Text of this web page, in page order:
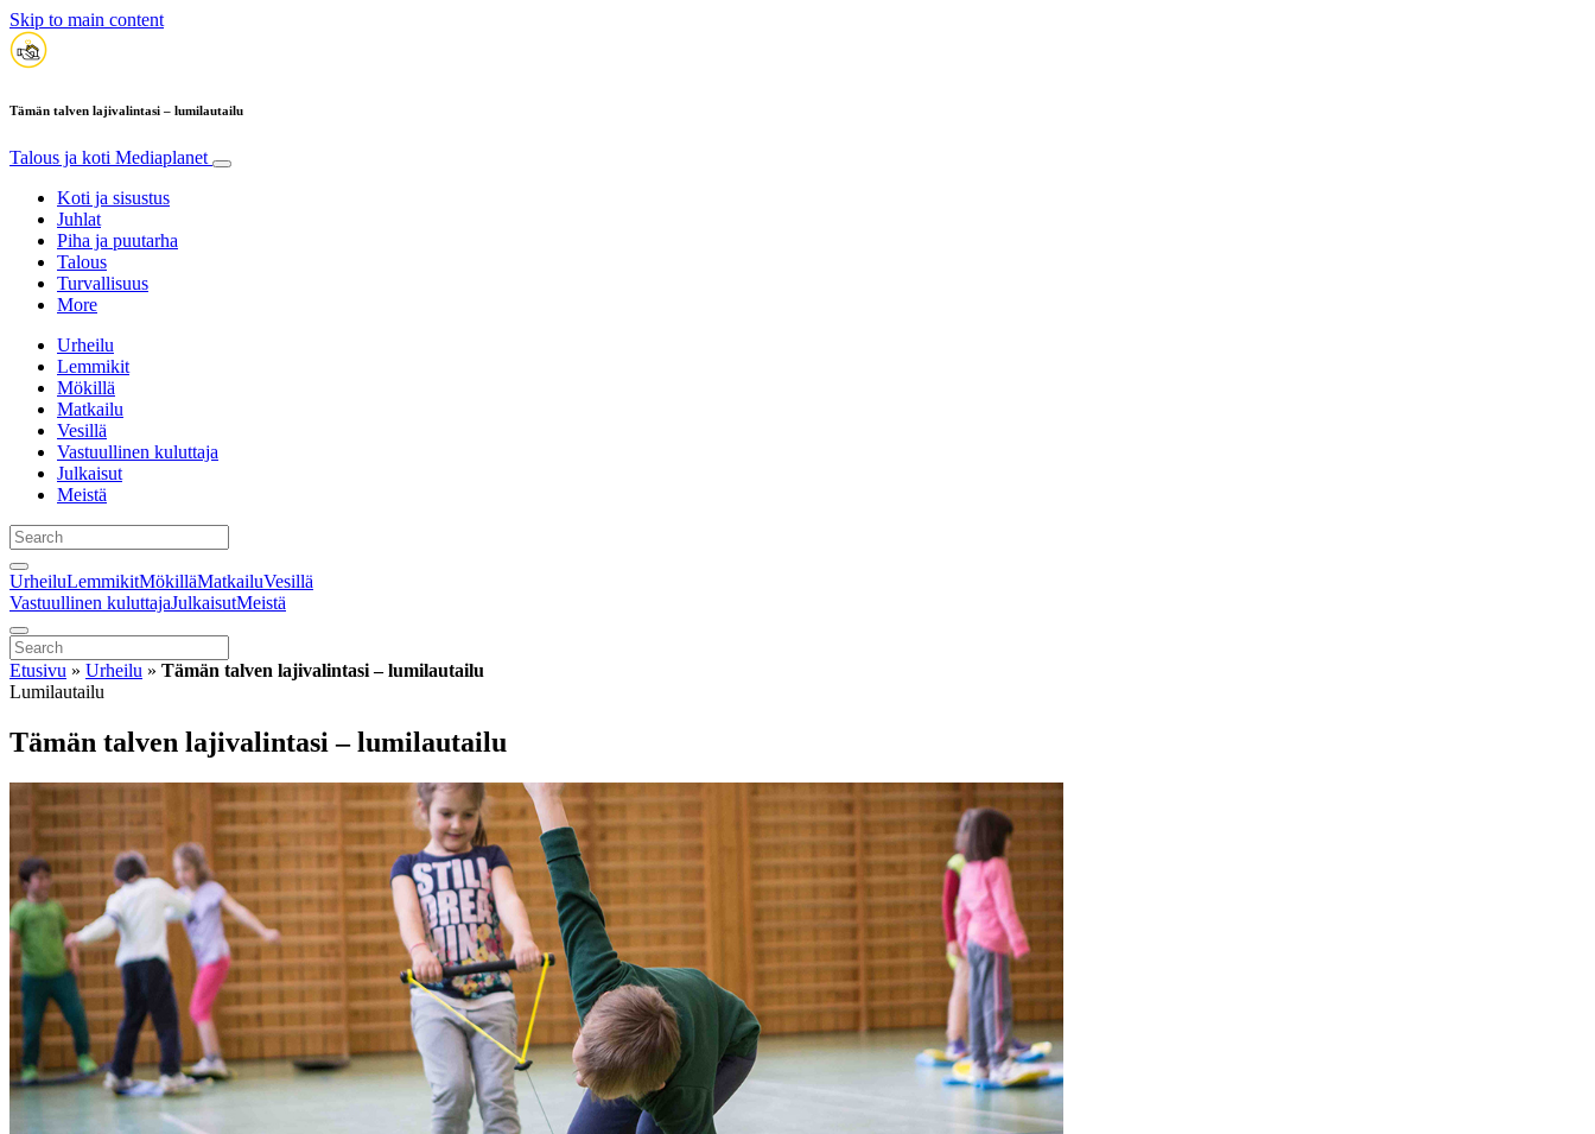
Skip to main content
Tämän talven lajivalintasi – lumilautailu
Talous ja koti Mediaplanet
Koti ja sisustus
Juhlat
Piha ja puutarha
Talous
Turvallisuus
More
Urheilu
Lemmikit
Mökillä
Matkailu
Vesillä
Vastuullinen kuluttaja
Julkaisut
Meistä
UrheiluLemmikitMökilläMatkailuVesillä
Vastuullinen kuluttajaJulkaisutMeistä
Etusivu » Urheilu » Tämän talven lajivalintasi – lumilautailu
Lumilautailu
Tämän talven lajivalintasi – lumilautailu